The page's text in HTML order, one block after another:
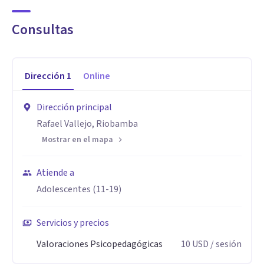
Consultas
Dirección 1 Online
Dirección principal
Rafael Vallejo, Riobamba
Mostrar en el mapa
Atiende a
Adolescentes (11-19)
Servicios y precios
Valoraciones Psicopedagógicas
10 USD / sesión